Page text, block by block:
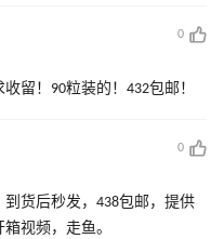
0
留！90粒装的！432包邮！
0
货后秒发，438包邮，提供
视频，走鱼。